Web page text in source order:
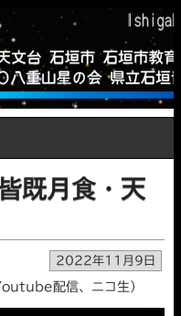
既月食・天
2022年11月9日
配信、ニコ生）